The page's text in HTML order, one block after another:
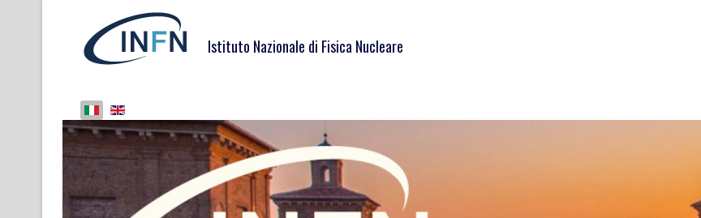
Istituto Nazionale di Fisica Nucleare
Seleziona la tua lingua